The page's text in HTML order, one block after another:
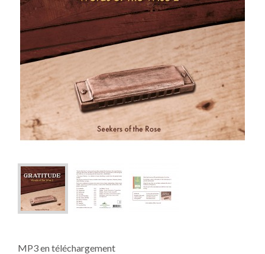
MP3 en téléchargement